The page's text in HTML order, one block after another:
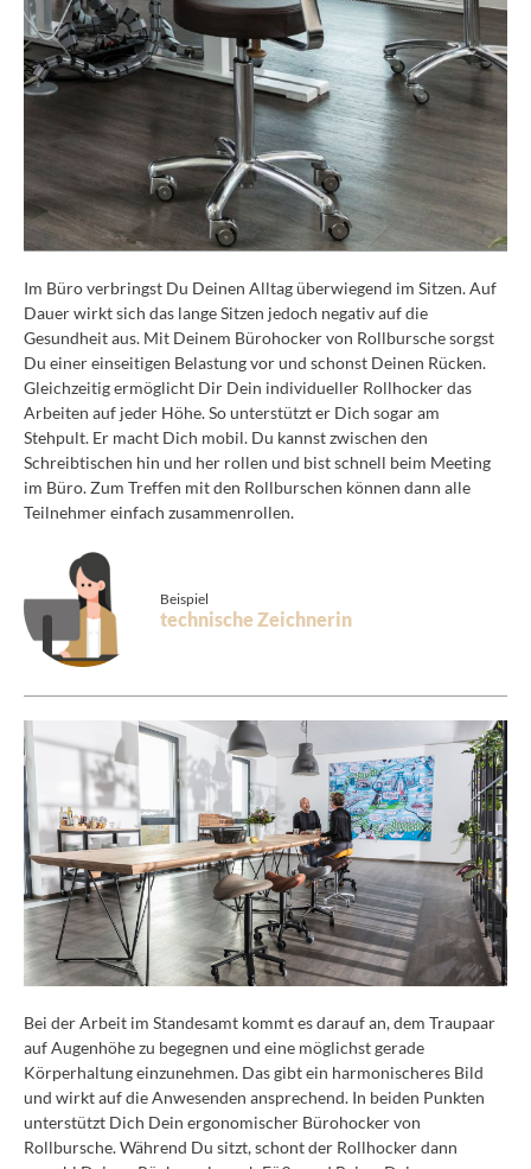
Im Büro verbringst Du Deinen Alltag überwiegend im Sitzen. Auf
Dauer wirkt sich das lange Sitzen jedoch negativ auf die
Gesundheit aus. Mit Deinem Bürohocker von Rollbursche sorgst
Du einer einseitigen Belastung vor und schonst Deinen Rücken.
Gleichzeitig ermöglicht Dir Dein individueller Rollhocker das
Arbeiten auf jeder Höhe. So unterstützt er Dich sogar am
Stehpult. Er macht Dich mobil. Du kannst zwischen den
Schreibtischen hin und her rollen und bist schnell beim Meeting
im Büro. Zum Treffen mit den Rollburschen können dann alle
Teilnehmer einfach zusammenrollen.
Beispiel
technische Zeichnerin
Bei der Arbeit im Standesamt kommt es darauf an, dem Traupaar
auf Augenhöhe zu begegnen und eine möglichst gerade
Körperhaltung einzunehmen. Das gibt ein harmonischeres Bild
und wirkt auf die Anwesenden ansprechend. In beiden Punkten
unterstützt Dich Dein ergonomischer Bürohocker von
Rollbursche. Während Du sitzt, schont der Rollhocker dann